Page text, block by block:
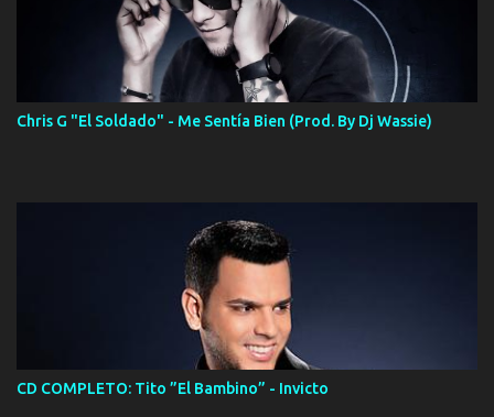
Chris G "El Soldado" - Me Sentía Bien (Prod. By Dj Wassie)
CD COMPLETO: Tito ”El Bambino” - Invicto